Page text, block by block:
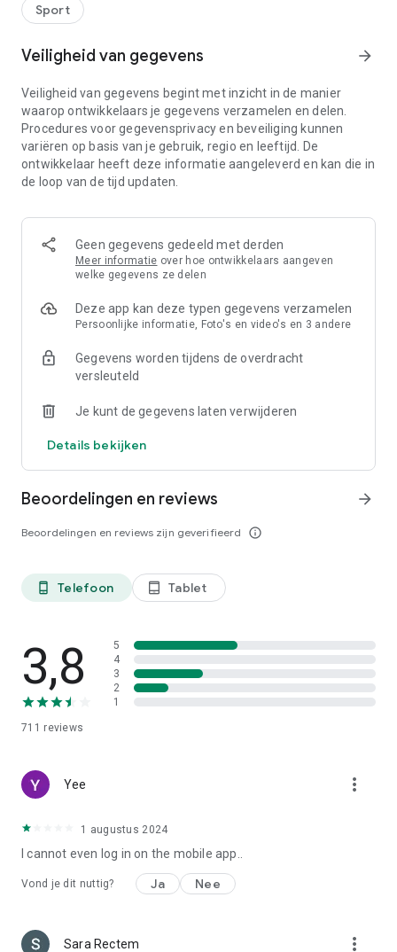
will be simpler than ever:
day, 7 days a week (24/7)
your smartphone while on your way or your personal
computer at your office or from home.
• Everything: with Eversports you will always keep track of
everything. You define your favorites, book them in just a few
clicks and know everything about your products and visits.
venues. Everytime. Everywhere. Eversports.
We are happy to read your feedback about Eversports. Send
us your ideas how we can improve the App to
Sport
Veiligheid van gegevens arrow_forward
Veiligheid van gegevens begint met inzicht in de manier
waarop ontwikkelaars je gegevens verzamelen en delen.
Procedures voor gegevensprivacy en beveiliging kunnen
variëren op basis van je gebruik, regio en leeftijd. De
ontwikkelaar heeft deze informatie aangeleverd en kan die in
de loop van de tijd updaten.
Geen gegevens gedeeld met derden
Meer informatie over hoe ontwikkelaars aangeven
welke gegevens ze delen
Deze app kan deze typen gegevens verzamelen
Persoonlijke informatie, Foto's en video's en 3 andere
Gegevens worden tijdens de overdracht
versleuteld
Je kunt de gegevens laten verwijderen
Details bekijken
Beoordelingen en reviews
Beoordelingen en reviews zijn geverifieerd info_outline
arrow_forward
phone_android Telefoon tablet_android Tablet
3,8
711 reviews
5
4
3
2
1
Yee more_vert
1 augustus 2024
I cannot even log in on the mobile app..
Vond je dit nuttig? Ja Nee
Sara Rectem more_vert